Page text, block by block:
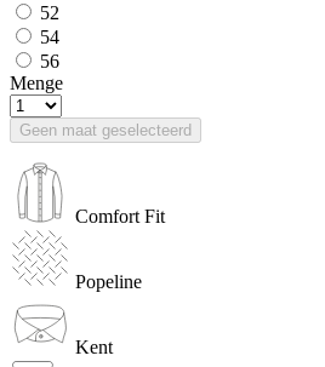
52
54
56
Menge
Geen maat geselecteerd
Comfort Fit
Popeline
Kent